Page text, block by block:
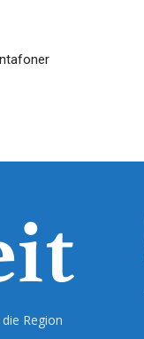
Region